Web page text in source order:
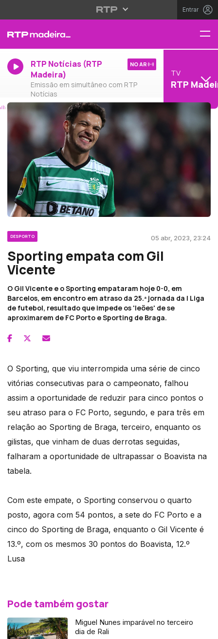
Entrar
RTP Notícias (RTP
Madeira)
Emissão em simultâneo com RTP
Notícias
NO AR
TV
RTP
DESPORTO 05 abr, 2023, 23:24
Sporting empata com Gil
Vicente
O Gil Vicente e o Sporting empataram hoje 0-0, em
Barcelos, em encontro em atraso da 25.ª jornada da I Liga
de futebol, resultado que impede os 'leões' de se
aproximarem de FC Porto e Sporting de Braga.
O Sporting, que viu interrompida uma série de cinco
vitórias consecutivas para o campeonato, falhou
assim a oportunidade de reduzir para cinco pontos o
seu atraso para o FC Porto, segundo, e para três em
relação ao Sporting de Braga, terceiro, enquanto os
gilistas, que vinham de duas derrotas seguidas,
falharam a oportunidade de ultrapassar o Boavista na
tabela.
Com este empate, o Sporting conservou o quarto
posto, agora com 54 pontos, a sete do FC Porto e a
cinco do Sporting de Braga, enquanto o Gil Vicente é
13.º, com os mesmos 30 pontos do Boavista, 12.º
Lusa
Pode também gostar
Miguel Nunes imparável no terceiro
dia de Rali